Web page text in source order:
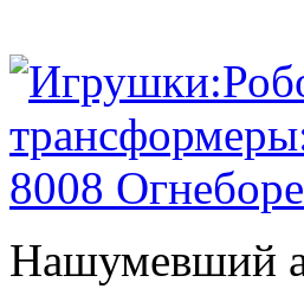
Нашумевший